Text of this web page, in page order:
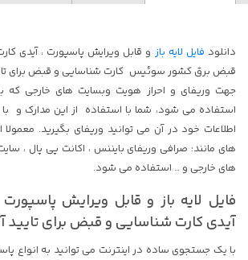
دانلود فایل لایه باز و قابل ویرایش پاسپورت ، آیدی
قبض برق کشور سوئیس کارت شناسایی و قبض برای
جهت وریفای و احراز هویت وبسایت های خارجی که
استفاده می شود، شما با استفاده از این مدارک و
اطلاعات خود در آن می توانید وریفای بگیرید. معمولا
های مانند: صرافی وریفای بایننس ، اکانت پی پال ،
های خارجی و … استفاده می شود.
فایل لایه باز و قابل ویرایش
آیدی کارت شناسایی و قبض برای
با یک جستجوی ساده در اینترنت می توانید به انواع